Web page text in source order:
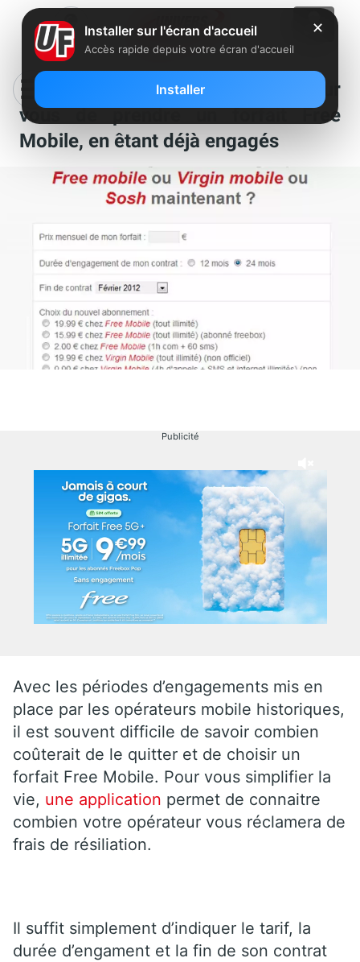
Calculez s’il est intéressant pour
vous de prendre un forfait Free
Mobile, en êtant déjà engagés
Publicité
Avec les périodes d’engagements mis en
place par les opérateurs mobile historiques,
il est souvent difficile de savoir combien
coûterait de le quitter et de choisir un
forfait Free Mobile. Pour vous simplifier la
vie, une application permet de connaitre
combien votre opérateur vous réclamera de
frais de résiliation.
Il suffit simplement d’indiquer le tarif, la
durée d’engament et la fin de son contrat
✕
Installer sur l'écran d'accueil
Accès rapide depuis votre écran d'accueil
Installer